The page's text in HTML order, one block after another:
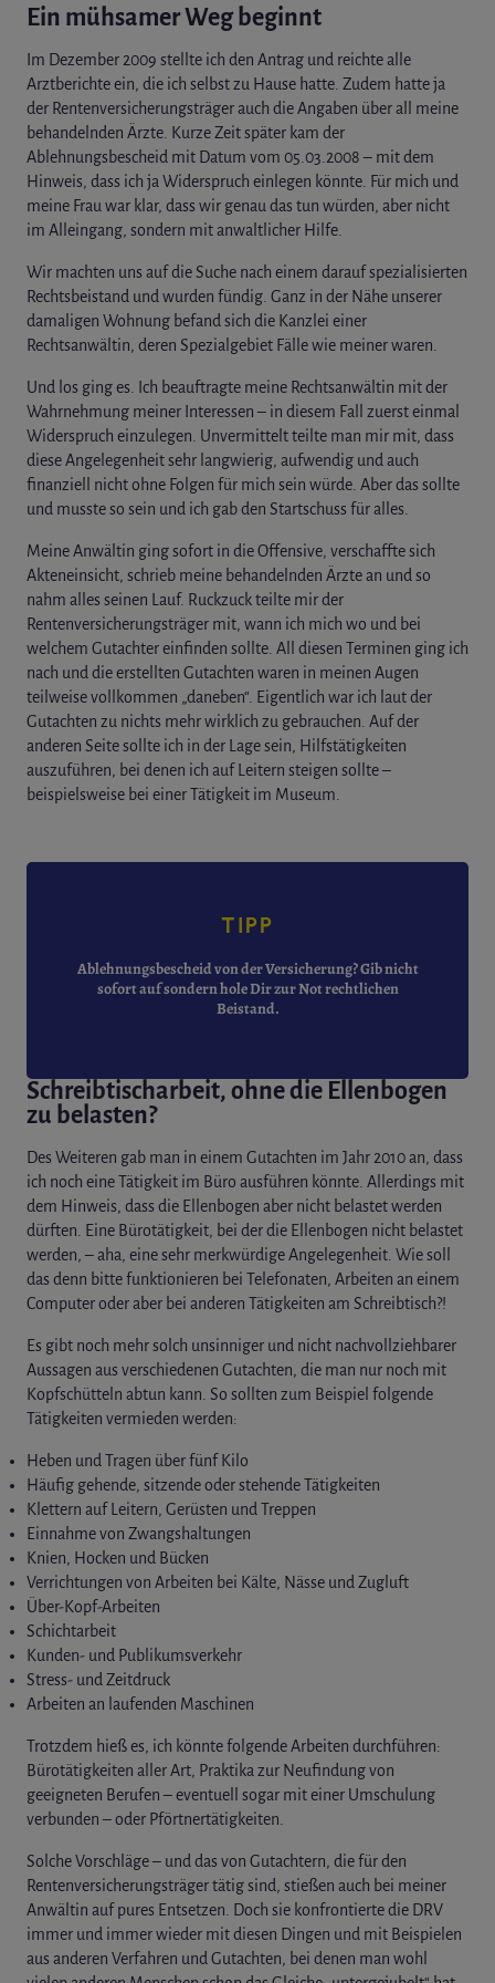
Ein mühsamer Weg beginnt
Im Dezember 2009 stellte ich den Antrag und reichte alle
Arztberichte ein, die ich selbst zu Hause hatte. Zudem hatte ja
der Rentenversicherungsträger auch die Angaben über all meine
behandelnden Ärzte. Kurze Zeit später kam der
Ablehnungsbescheid mit Datum vom 05.03.2008 – mit dem
Hinweis, dass ich ja Widerspruch einlegen könnte. Für mich und
meine Frau war klar, dass wir genau das tun würden, aber nicht
im Alleingang, sondern mit anwaltlicher Hilfe.
Wir machten uns auf die Suche nach einem darauf spezialisierten
Rechtsbeistand und wurden fündig. Ganz in der Nähe unserer
damaligen Wohnung befand sich die Kanzlei einer
Rechtsanwältin, deren Spezialgebiet Fälle wie meiner waren.
Und los ging es. Ich beauftragte meine Rechtsanwältin mit der
Wahrnehmung meiner Interessen – in diesem Fall zuerst einmal
Widerspruch einzulegen. Unvermittelt teilte man mir mit, dass
diese Angelegenheit sehr langwierig, aufwendig und auch
finanziell nicht ohne Folgen für mich sein würde. Aber das sollte
und musste so sein und ich gab den Startschuss für alles.
Meine Anwältin ging sofort in die Offensive, verschaffte sich
Akteneinsicht, schrieb meine behandelnden Ärzte an und so
nahm alles seinen Lauf. Ruckzuck teilte mir der
Rentenversicherungsträger mit, wann ich mich wo und bei
welchem Gutachter einfinden sollte. All diesen Terminen ging ich
nach und die erstellten Gutachten waren in meinen Augen
teilweise vollkommen „daneben“. Eigentlich war ich laut der
Gutachten zu nichts mehr wirklich zu gebrauchen. Auf der
anderen Seite sollte ich in der Lage sein, Hilfstätigkeiten
auszuführen, bei denen ich auf Leitern steigen sollte –
beispielsweise bei einer Tätigkeit im Museum.
TIPP
Ablehnungsbescheid von der Versicherung? Gib nicht
sofort auf sondern hole Dir zur Not rechtlichen
Beistand.
Schreibtischarbeit, ohne die Ellenbogen
zu belasten?
Des Weiteren gab man in einem Gutachten im Jahr 2010 an, dass
ich noch eine Tätigkeit im Büro ausführen könnte. Allerdings mit
dem Hinweis, dass die Ellenbogen aber nicht belastet werden
dürften. Eine Bürotätigkeit, bei der die Ellenbogen nicht belastet
werden, – aha, eine sehr merkwürdige Angelegenheit. Wie soll
das denn bitte funktionieren bei Telefonaten, Arbeiten an einem
Computer oder aber bei anderen Tätigkeiten am Schreibtisch?!
Es gibt noch mehr solch unsinniger und nicht nachvollziehbarer
Aussagen aus verschiedenen Gutachten, die man nur noch mit
Kopfschütteln abtun kann. So sollten zum Beispiel folgende
Tätigkeiten vermieden werden:
Heben und Tragen über fünf Kilo
Häufig gehende, sitzende oder stehende Tätigkeiten
Klettern auf Leitern, Gerüsten und Treppen
Einnahme von Zwangshaltungen
Knien, Hocken und Bücken
Verrichtungen von Arbeiten bei Kälte, Nässe und Zugluft
Über-Kopf-Arbeiten
Schichtarbeit
Kunden- und Publikumsverkehr
Stress- und Zeitdruck
Arbeiten an laufenden Maschinen
Trotzdem hieß es, ich könnte folgende Arbeiten durchführen:
Bürotätigkeiten aller Art, Praktika zur Neufindung von
geeigneten Berufen – eventuell sogar mit einer Umschulung
verbunden – oder Pförtnertätigkeiten.
Solche Vorschläge – und das von Gutachtern, die für den
Rentenversicherungsträger tätig sind, stießen auch bei meiner
Anwältin auf pures Entsetzen. Doch sie konfrontierte die DRV
immer und immer wieder mit diesen Dingen und mit Beispielen
aus anderen Verfahren und Gutachten, bei denen man wohl